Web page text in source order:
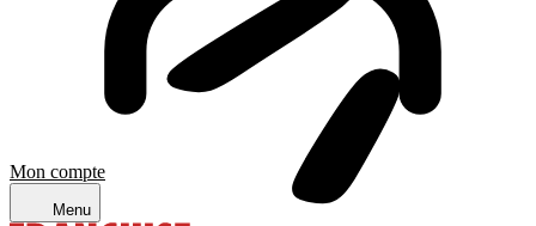
Mon compte
Menu